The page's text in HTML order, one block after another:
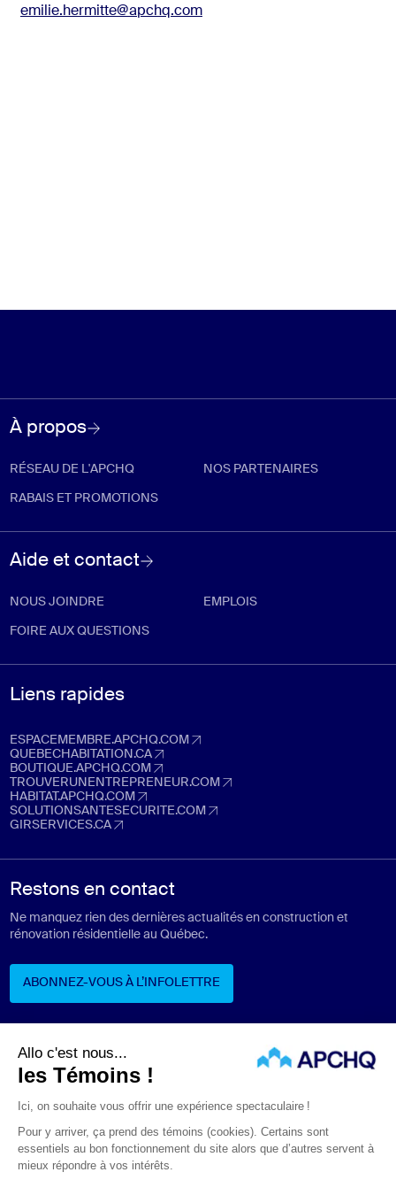
emilie.hermitte@apchq.com
À propos
RÉSEAU DE L'APCHQ NOS PARTENAIRES
RABAIS ET PROMOTIONS
Aide et contact
NOUS JOINDRE EMPLOIS
FOIRE AUX QUESTIONS
Liens rapides
ESPACEMEMBRE.APCHQ.COM
espacemembre.apchq.com (Ouvre dans un nouvel onglet)
QUEBECHABITATION.CA
quebechabitation.ca (Ouvre dans un nouvel onglet)
BOUTIQUE.APCHQ.COM
boutique.apchq.com (Ouvre dans un nouvel onglet)
TROUVERUNENTREPRENEUR.COM
trouverunentrepreneur.com (Ouvre dans un nouvel onglet)
HABITAT.APCHQ.COM
habitat.apchq.com (Ouvre dans un nouvel onglet)
SOLUTIONSANTESECURITE.COM
solutionsantesecurite.com (Ouvre dans un nouvel onglet)
GIRSERVICES.CA
Restons en contact
Ne manquez rien des dernières actualités en construction et
rénovation résidentielle au Québec.
ABONNEZ-VOUS À L’INFOLETTRE
ABONNEZ-VOUS À L’INFOLETTRE
Suivez-nous